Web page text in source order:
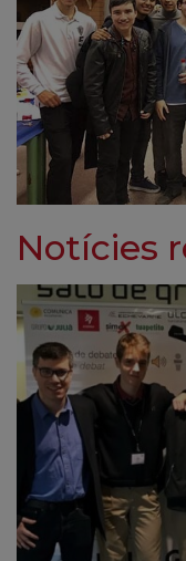
Notícies